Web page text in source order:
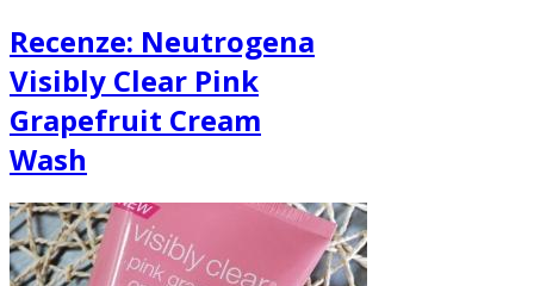
Recenze: Neutrogena
Visibly Clear Pink
Grapefruit Cream
Wash